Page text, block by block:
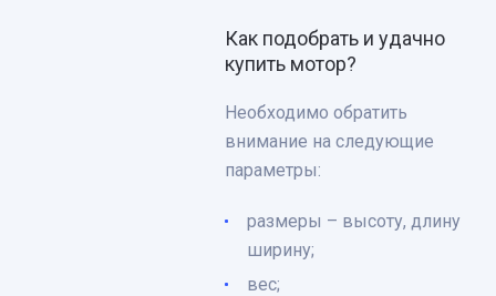
Как подобрать и удачно
купить мотор?
Необходимо обратить
внимание на следующие
параметры:
размеры – высоту, длину
ширину;
вес;